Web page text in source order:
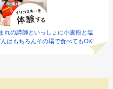
れの講師といっしょに小麦粉と塩
はもちろんその場で食べてもOK!